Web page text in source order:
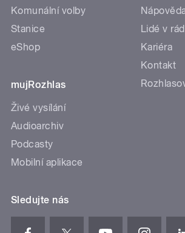
Komunální volby
Stanice
eShop
mujRozhlas
Živé vysílání
Audioarchiv
Podcasty
Mobilní aplikace
Lidé v
Kariéra
Kontakt
Sledujte nás